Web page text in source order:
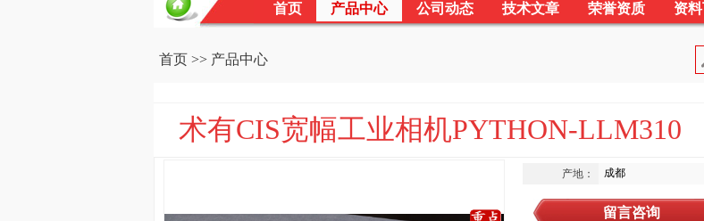
首页 产品中心 公司动态 技术文章 荣誉资质 资
首页 >> 产品中心
术有CIS宽幅工业相机PYTHON-LLM310
产地： 成都
留言咨询